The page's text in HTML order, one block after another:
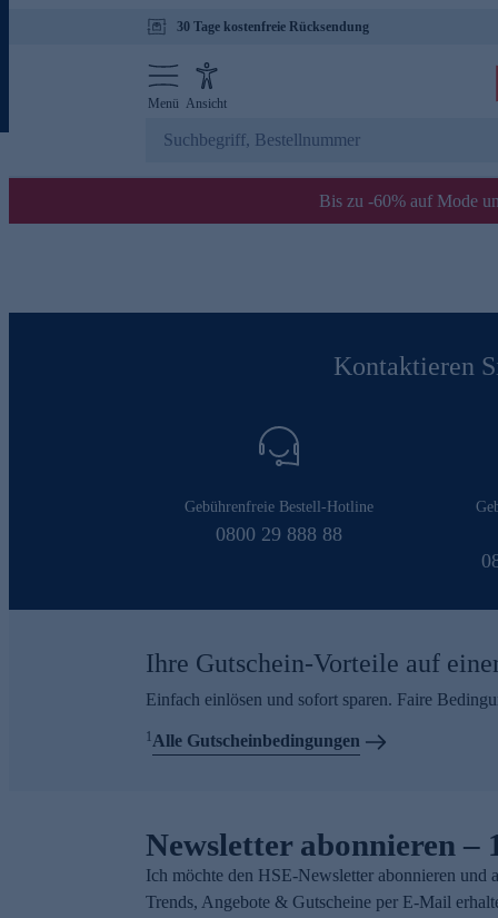
30 Tage kostenfreie Rücksendung
Menü Ansicht
Bis zu -60% auf Mode
Kontaktieren
Gebührenfreie Bestell-Hotline
0800 29 888 88
Ihre Gutschein-Vorteile auf
Einfach einlösen und sofort sparen. Faire
1Alle Gutscheinbedingungen
Newsletter abonnieren –
Ich möchte den HSE-Newsletter abonnieren und
Trends, Angebote & Gutscheine per E-Mail